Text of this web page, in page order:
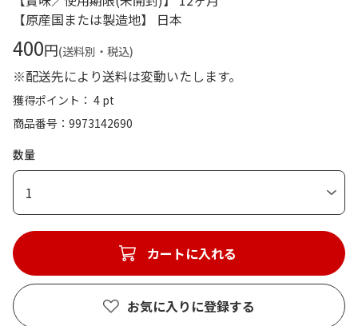
【原産国または製造地】 日本
400円(送料別・税込)
※配送先により送料は変動いたします。
獲得ポイント： 4 pt
商品番号
9973142690
数量
1
カートに入れる
お気に入りに登録する